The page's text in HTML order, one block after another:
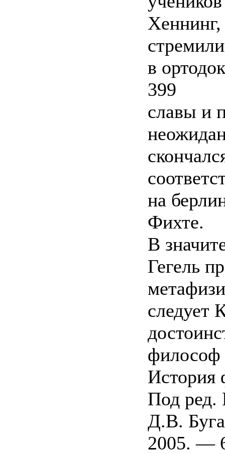
в
399
славы и
на
Фихте.
В
Гегель
следует
философ
История
Под ред.
Д.В.
2005. —